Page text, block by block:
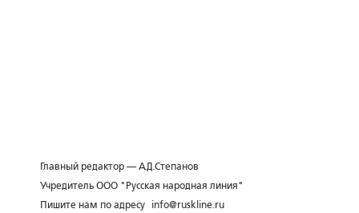
Главный редактор — А.Д.Степанов
Учредитель ООО "Русская народная линия"
Пишите нам по адресу
info@ruskline.ru